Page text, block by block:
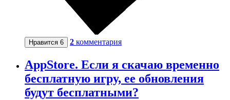
Нравится 6 2 комментария
AppStore. Если я скачаю временно
бесплатную игру, ее обновления
будут бесплатными?